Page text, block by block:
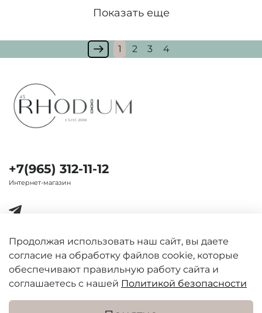
Показать еще
1 2 3 4
Важная информация
+7(965) 312-11-12
Интернет-магазин
Продолжая использовать наш сайт, вы даете
согласие на обработку файлов cookie, которые
обеспечивают правильную работу сайта и
соглашаетесь с нашей Политикой безопасности